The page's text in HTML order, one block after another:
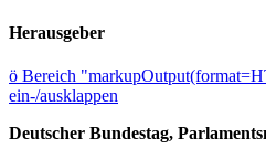
Herausgeber
ö Bereich
ein-/ausklappen
Deutscher Bundestag,